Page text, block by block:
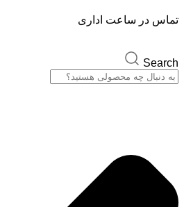
تماس در ساعت اداری
Search